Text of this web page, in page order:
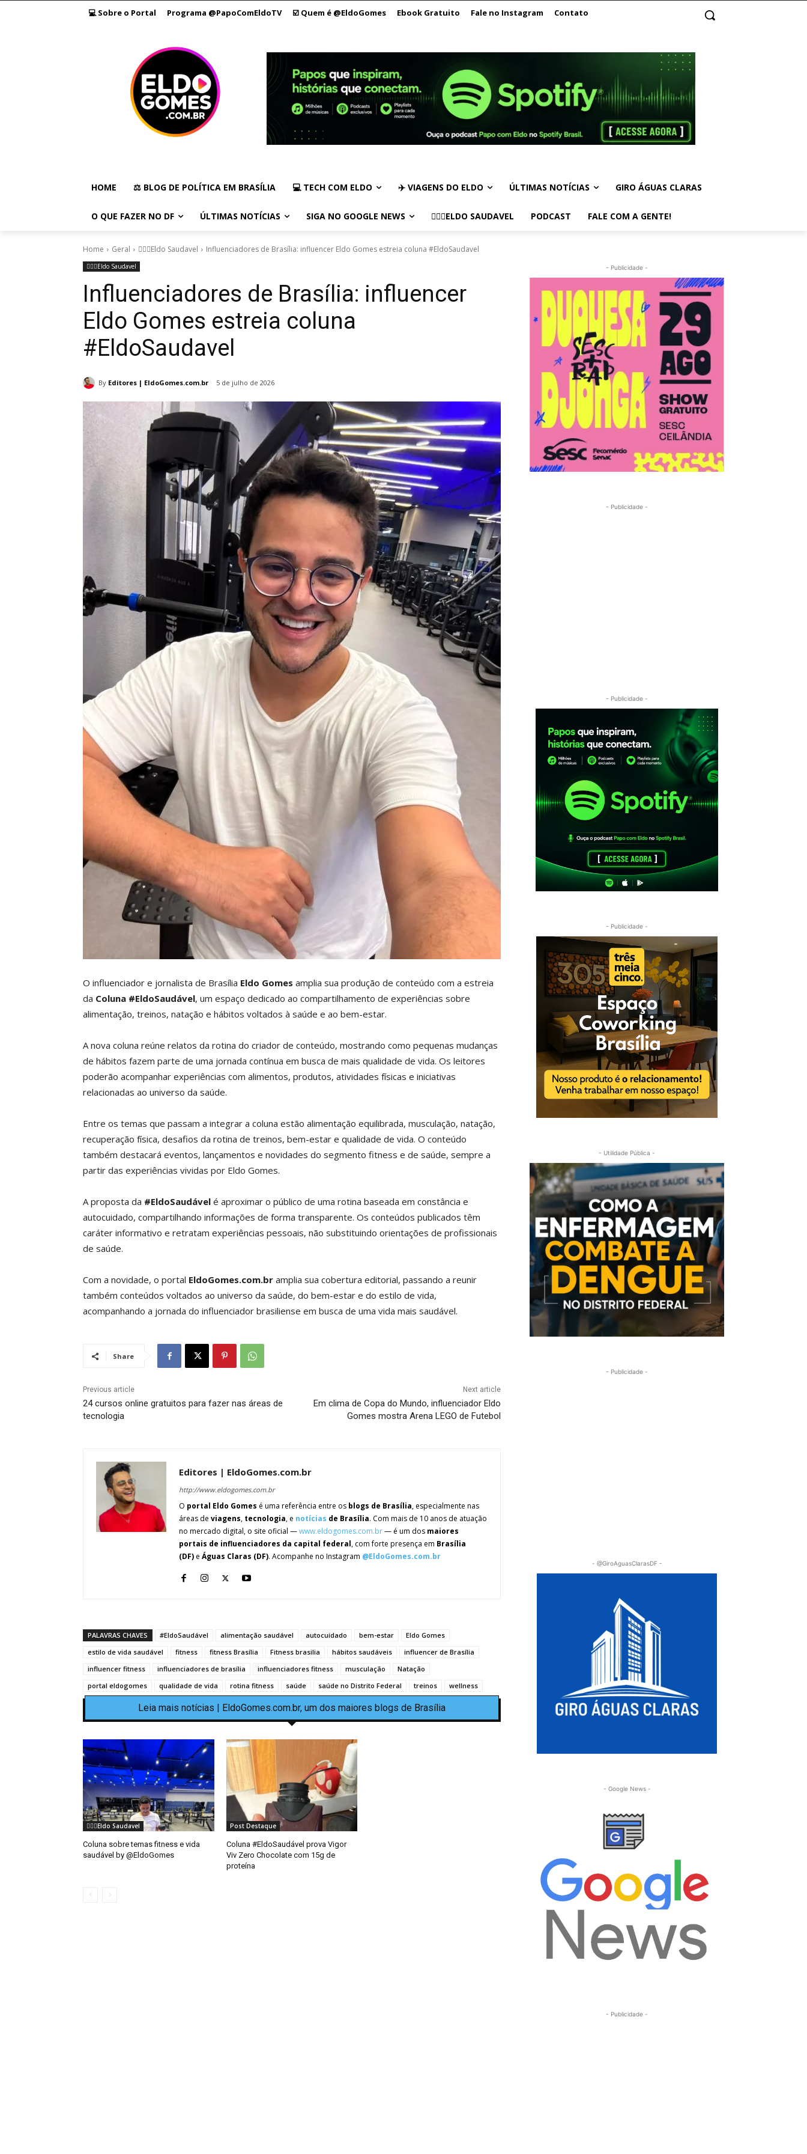
💻 Sobre o Portal Programa @PapoComEldoTV ☑️ Quem é @EldoGomes Ebook Gratuito Fale no Instagram Contato
HOME ⚖️ BLOG DE POLÍTICA EM BRASÍLIA 💻 TECH COM ELDO ✈️ VIAGENS DO ELDO ÚLTIMAS NOTÍCIAS GIRO ÁGUAS CLARAS
O QUE FAZER NO DF ÚLTIMAS NOTÍCIAS SIGA NO GOOGLE NEWS 🏃🏻‍♂️ELDO SAUDAVEL PODCAST FALE COM A GENTE!
Home Geral 🏃🏻‍♂️Eldo Saudavel Influenciadores de Brasília: influencer Eldo Gomes estreia coluna #EldoSaudavel
🏃🏻‍♂️Eldo Saudavel
Influenciadores de Brasília: influencer
Eldo Gomes estreia coluna
#EldoSaudavel
By Editores | EldoGomes.com.br 5 de julho de 2026
O influenciador e jornalista de Brasília Eldo Gomes amplia sua produção de conteúdo com a estreia
da Coluna #EldoSaudável, um espaço dedicado ao compartilhamento de experiências sobre
alimentação, treinos, natação e hábitos voltados à saúde e ao bem-estar.
A nova coluna reúne relatos da rotina do criador de conteúdo, mostrando como pequenas mudanças
de hábitos fazem parte de uma jornada contínua em busca de mais qualidade de vida. Os leitores
poderão acompanhar experiências com alimentos, produtos, atividades físicas e iniciativas
relacionadas ao universo da saúde.
Entre os temas que passam a integrar a coluna estão alimentação equilibrada, musculação, natação,
recuperação física, desafios da rotina de treinos, bem-estar e qualidade de vida. O conteúdo
também destacará eventos, lançamentos e novidades do segmento fitness e de saúde, sempre a
partir das experiências vividas por Eldo Gomes.
A proposta da #EldoSaudável é aproximar o público de uma rotina baseada em constância e
autocuidado, compartilhando informações de forma transparente. Os conteúdos publicados têm
caráter informativo e retratam experiências pessoais, não substituindo orientações de profissionais
de saúde.
Com a novidade, o portal EldoGomes.com.br amplia sua cobertura editorial, passando a reunir
também conteúdos voltados ao universo da saúde, do bem-estar e do estilo de vida,
acompanhando a jornada do influenciador brasiliense em busca de uma vida mais saudável.
Share
Previous article
24 cursos online gratuitos para fazer nas áreas de
tecnologia
Next article
Em clima de Copa do Mundo, influenciador Eldo
Gomes mostra Arena LEGO de Futebol
Editores | EldoGomes.com.br
http://www.eldogomes.com.br
O portal Eldo Gomes é uma referência entre os blogs de Brasília, especialmente nas
áreas de viagens, tecnologia, e notícias de Brasília. Com mais de 10 anos de atuação
no mercado digital, o site oficial —www.eldogomes.com.br— é um dos maiores
portais de influenciadores da capital federal, com forte presença em Brasília
(DF) e Águas Claras (DF). Acompanhe no Instagram @EldoGomes.com.br
PALAVRAS CHAVES #EldoSaudável alimentação saudável autocuidado bem-estar
Eldo Gomes
estilo de vida saudável
fitness fitness Brasília Fitness brasilia hábitos saudáveis
influencer de Brasília
influencer fitness
influenciadores de brasília influenciadores fitness musculação
Natação
portal eldogomes
qualidade de vida rotina fitness saúde saúde no Distrito Federal treinos wellness
Leia mais notícias | EldoGomes.com.br, um dos maiores blogs de Brasília
🏃🏻‍♂️Eldo Saudavel
Coluna sobre temas fitness e vida
saudável by @EldoGomes
Post Destaque
Coluna #EldoSaudável prova Vigor
Viv Zero Chocolate com 15g de
proteína
- Publicidade -
- Publicidade -
- Publicidade -
- Publicidade -
- Utilidade Pública -
- Publicidade -
- @GiroAguasClarasDF -
- Google News -
- Publicidade -